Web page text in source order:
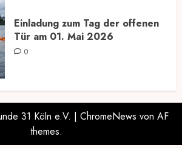
Einladung zum Tag der offenen
Tür am 01. Mai 2026
0
31 Köln e.V. | ChromeNews von AF
themes.